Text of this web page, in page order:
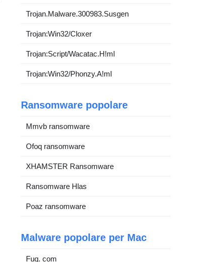
Trojan.Malware.300983.Susgen
Trojan:Win32/Cloxer
Trojan:Script/Wacatac.H!ml
Trojan:Win32/Phonzy.A!ml
Ransomware popolare
Mmvb ransomware
Ofoq ransomware
XHAMSTER Ransomware
Ransomware Hlas
Poaz ransomware
Malware popolare per Mac
Fuq. com